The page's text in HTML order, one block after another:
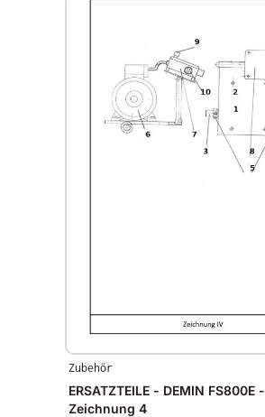
Zubehör
ERSATZTEILE - DEMIN FS800E -
Zeichnung 4